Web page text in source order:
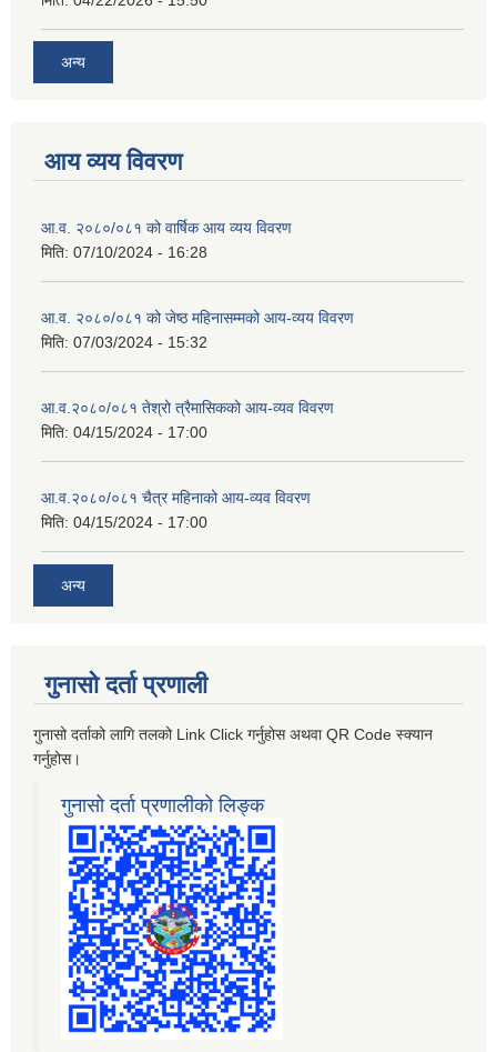
अन्य
आय व्यय विवरण
आ.व. २०८०/०८१ को वार्षिक आय व्यय विवरण
मिति: 07/10/2024 - 16:28
आ.व. २०८०/०८१ को जेष्ठ महिनासम्मको आय-व्यय विवरण
मिति: 07/03/2024 - 15:32
आ.व.२०८०/०८१ तेश्रो त्रैमासिकको आय-व्यव विवरण
मिति: 04/15/2024 - 17:00
आ.व.२०८०/०८१ चैत्र महिनाको आय-व्यव विवरण
मिति: 04/15/2024 - 17:00
अन्य
गुनासो दर्ता प्रणाली
गुनासो दर्ताको लागि तलको Link Click गर्नुहोस अथवा QR Code स्क्यान
गर्नुहोस।
गुनासो दर्ता प्रणालीको लिङ्क